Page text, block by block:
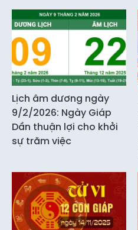
Lịch âm dương ngày
9/2/2026: Ngày Giáp
Dần thuận lợi cho khởi
sự trăm việc